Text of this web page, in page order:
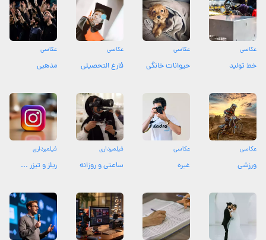
عکاسی
خط تولید
عکاسی
حیوانات خانگی
عکاسی
فارغ التحصیلی
عکاسی
مذهبی
عکاسی
ورزشی
عکاسی
غیره
فیلمبرداری
ساعتی و روزانه
فیلمبرداری
ریلز و تیزر ...